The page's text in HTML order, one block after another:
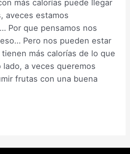
más calorías puede llegar
aveces estamos
Por que pensamos nos
Pero nos pueden estar
más calorías de lo que
a veces queremos
frutas con una buena